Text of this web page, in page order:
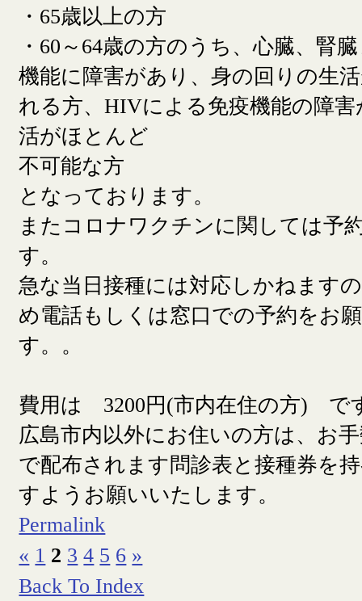
・65歳以上の方
・60～64歳の方のうち、心臓、腎
機能に障害があり、身の回りの生
れる方、HIVによる免疫機能の障
活がほとんど
不可能な方
となっております。
またコロナワクチンに関しては予
す。
急な当日接種には対応しかねます
め電話もしくは窓口での予約をお
す。。
費用は 3200円(市内在住の方) で
広島市内以外にお住いの方は、お
で配布されます問診表と接種券を
すようお願いいたします。
Permalink
« 1 2 3 4 5 6 »
Back To Index